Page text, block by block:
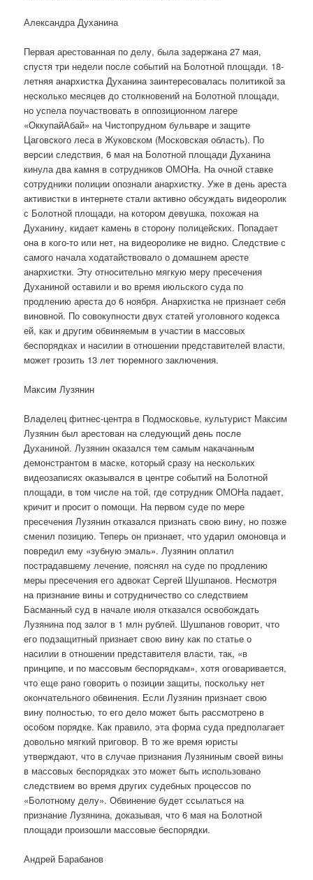
Александра Духанина
Первая арестованная по делу, была задержана 27 мая,
спустя три недели после событий на Болотной площади. 18-
летняя анархистка Духанина заинтересовалась политикой за
несколько месяцев до столкновений на Болотной площади,
но успела поучаствовать в оппозиционном лагере
«ОккупайАбай» на Чистопрудном бульваре и защите
Цаговского леса в Жуковском (Московская область). По
версии следствия, 6 мая на Болотной площади Духанина
кинула два камня в сотрудников ОМОНа. На очной ставке
сотрудники полиции опознали анархистку. Уже в день ареста
активистки в интернете стали активно обсуждать видеоролик
с Болотной площади, на котором девушка, похожая на
Духанину, кидает камень в сторону полицейских. Попадает
она в кого-то или нет, на видеоролике не видно. Следствие с
самого начала ходатайствовало о домашнем аресте
анархистки. Эту относительно мягкую меру пресечения
Духаниной оставили и во время июльского суда по
продлению ареста до 6 ноября. Анархистка не признает себя
виновной. По совокупности двух статей уголовного кодекса
ей, как и другим обвиняемым в участии в массовых
беспорядках и насилии в отношении представителей власти,
может грозить 13 лет тюремного заключения.
Максим Лузянин
Владелец фитнес-центра в Подмосковье, культурист Максим
Лузянин был арестован на следующий день после
Духаниной. Лузянин оказался тем самым накачанным
демонстрантом в маске, который сразу на нескольких
видеозаписях оказывался в центре событий на Болотной
площади, в том числе на той, где сотрудник ОМОНа падает,
кричит и просит о помощи. На первом суде по мере
пресечения Лузянин отказался признать свою вину, но позже
сменил позицию. Теперь он признает, что ударил омоновца и
повредил ему «зубную эмаль». Лузянин оплатил
пострадавшему лечение, пояснял на суде по продлению
меры пресечения его адвокат Сергей Шушпанов. Несмотря
на признание вины и сотрудничество со следствием
Басманный суд в начале июля отказался освобождать
Лузянина под залог в 1 млн рублей. Шушпанов говорит, что
его подзащитный признает свою вину как по статье о
насилии в отношении представителя власти, так, «в
принципе, и по массовым беспорядкам», хотя оговаривается,
что еще рано говорить о позиции защиты, поскольку нет
окончательного обвинения. Если Лузянин признает свою
вину полностью, то его дело может быть рассмотрено в
особом порядке. Как правило, эта форма суда предполагает
довольно мягкий приговор. В то же время юристы
утверждают, что в случае признания Лузяниным своей вины
в массовых беспорядках это может быть использовано
следствием во время других судебных процессов по
«Болотному делу». Обвинение будет ссылаться на
признание Лузянина, доказывая, что 6 мая на Болотной
площади произошли массовые беспорядки.
Андрей Барабанов